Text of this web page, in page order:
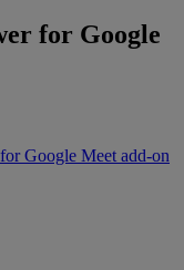
for Google
Google Meet add-on